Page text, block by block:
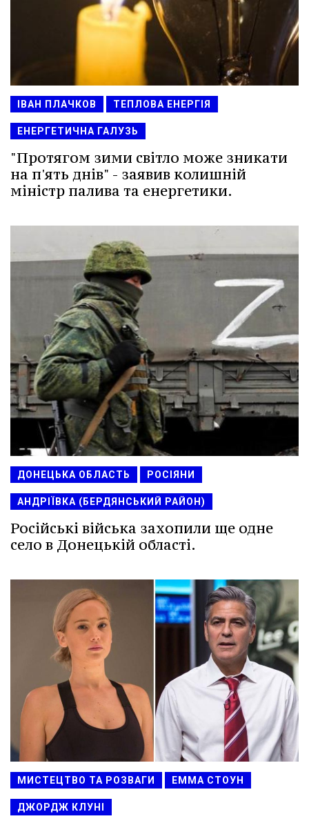
ІВАН ПЛАЧКОВ ТЕПЛОВА ЕНЕРГІЯ
ЕНЕРГЕТИЧНА ГАЛУЗЬ
"Протягом зими світло може зникати
на п'ять днів" - заявив колишній
міністр палива та енергетики.
ДОНЕЦЬКА ОБЛАСТЬ РОСІЯНИ
АНДРІЇВКА (БЕРДЯНСЬКИЙ РАЙОН)
Російські війська захопили ще одне
село в Донецькій області.
МИСТЕЦТВО ТА РОЗВАГИ ЕММА СТОУН
ДЖОРДЖ КЛУНІ